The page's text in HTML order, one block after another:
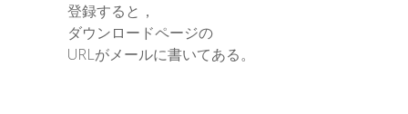
登録すると，
ダウンロードページの
URLがメールに書いてある。